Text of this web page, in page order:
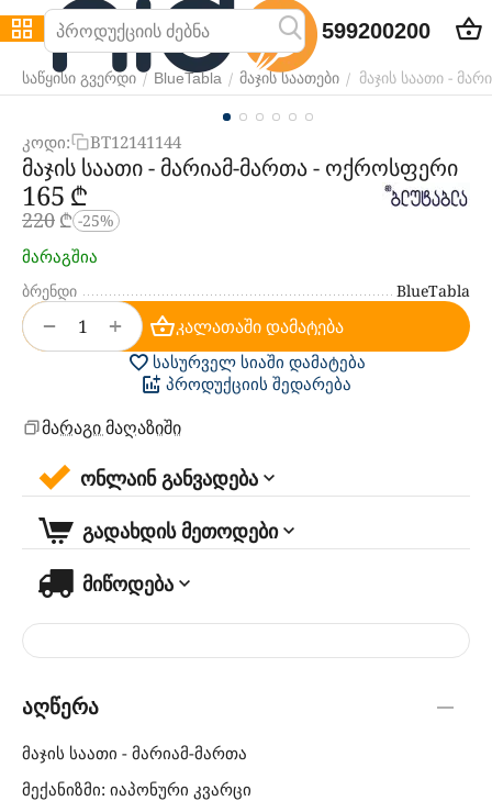
599200200
საწყისი გვერდი / BlueTabla / მაჯის საათები / მაჯის საათი -
კოდი: BT12141144
მაჯის საათი - მარიამ-მართა - ოქროსფერი
‍165‍ ₾
‍220‍ ₾ -25%
მარაგშია
ბრენდი BlueTabla
+
− კალათაში დამატება
სასურველ სიაში დამატება
პროდუქციის შედარება
მარაგი მაღაზიში
ონლაინ განვადება
გადახდის მეთოდები
მიწოდება
აღწერა
მაჯის საათი - მარიამ-მართა
მექანიზმი: იაპონური კვარცი